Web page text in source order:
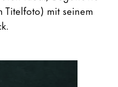
mit seinem